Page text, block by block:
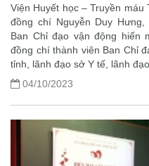
Viện Huyết học – Truyền
đồng chí Nguyễn Duy
Ban Chỉ đạo vận động hiến
đồng chí thành viên Ban Chỉ
tỉnh, lãnh đạo sở Y tế, lãnh
04/10/2023